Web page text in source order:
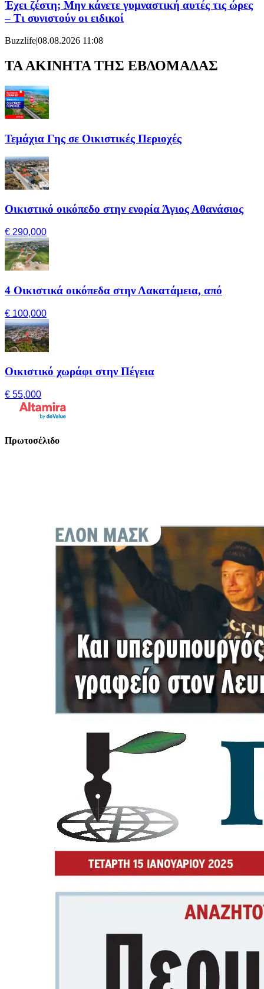
Έχει ζέστη; Μην κάνετε γυμναστική αυτές τις ώρες
– Τι συνιστούν οι ειδικοί
Buzzlife|08.08.2026 11:08
ΤΑ ΑΚΙΝΗΤΑ ΤΗΣ ΕΒΔΟΜΑΔΑΣ
Τεμάχια Γης σε Οικιστικές Περιοχές
Οικιστικό οικόπεδο στην ενορία Άγιος Αθανάσιος
€ 290,000
4 Οικιστικά οικόπεδα στην Λακατάμεια, από
€ 100,000
Οικιστικό χωράφι στην Πέγεια
€ 55,000
Πρωτοσέλιδο